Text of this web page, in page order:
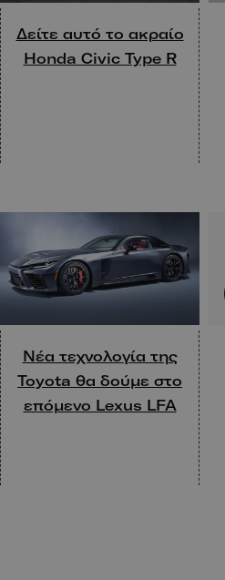
Δείτε αυτό το ακραίο
Honda Civic Type R
Nέα τεχνολογία της
Toyota θα δούμε στο
επόμενο Lexus LFA